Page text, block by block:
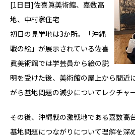
[1日目]佐喜眞美術館、嘉数高
地、中村家住宅
初日の見学地は3か所。「沖縄
戦の絵」が展示されている佐喜
眞美術館では学芸員から絵の説
明を受けた後、美術館の屋上から間近
がら基地問題の減少についてレクチャ
その後、沖縄戦の激戦地である嘉数高
基地問題につながりについて理解を深